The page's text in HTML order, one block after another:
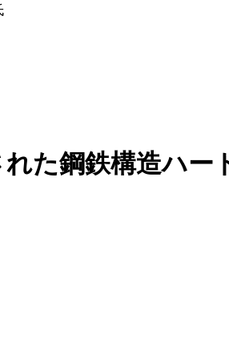
れた鋼鉄構造ハー